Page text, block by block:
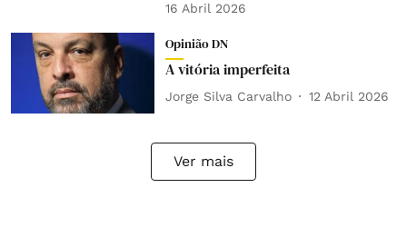
16 Abril 2026
Opinião DN
A vitória imperfeita
Jorge Silva Carvalho 12 Abril 2026
Ver mais